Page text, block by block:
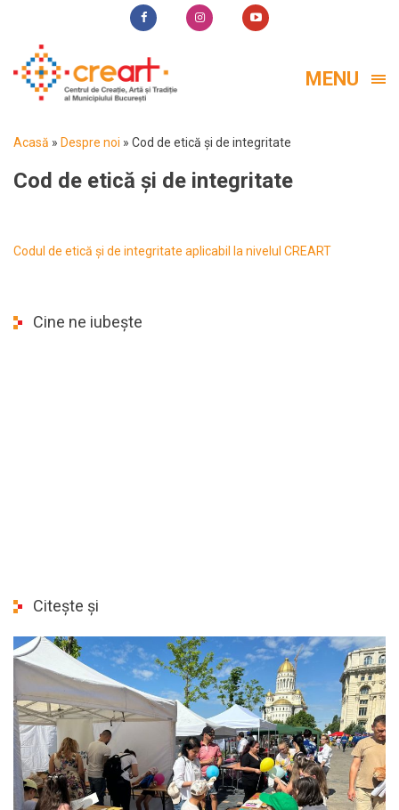
MENU
Acasă » Despre noi » Cod de etică și de integritate
Cod de etică și de integritate
Codul de etică și de integritate aplicabil la nivelul CREART
Cine ne iubește
Citește și